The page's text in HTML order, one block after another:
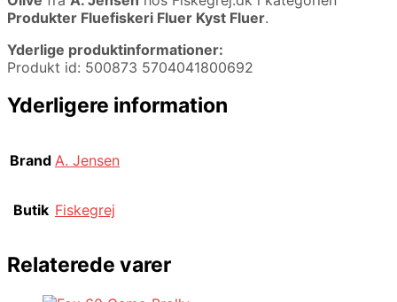
Produkter Fluefiskeri Fluer Kyst Fluer.
Yderlige produktinformationer:
Produkt id: 500873 5704041800692
Yderligere information
Brand A. Jensen
Butik Fiskegrej
Relaterede varer